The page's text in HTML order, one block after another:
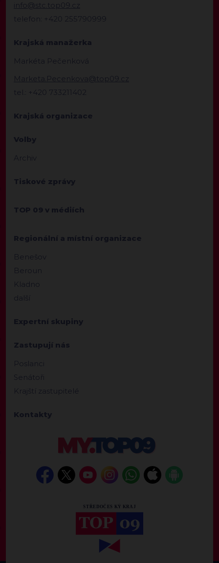
info@stc.top09.cz
telefon: +420 255790999
Krajská manažerka
Markéta Pečenková
Marketa.Pecenkova@top09.cz
tel.: +420 733211402
Krajská organizace
Volby
Archiv
Tiskové zprávy
TOP 09 v médiích
Regionální a místní organizace
Benešov
Beroun
Kladno
další
Expertní skupiny
Zastupují nás
Poslanci
Senátoři
Krajští zastupitelé
Kontakty